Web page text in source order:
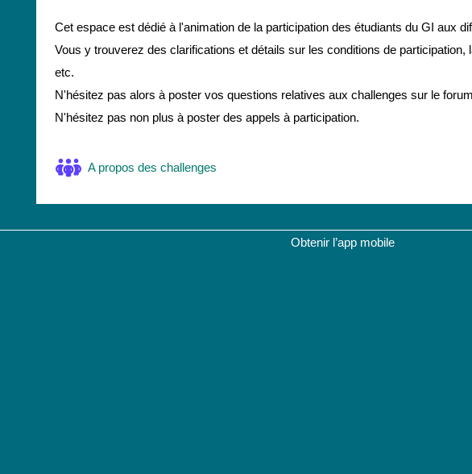
Résumé de section
Cet espace est dédié à l'animation de la participation des étudiants du GI aux
Vous y trouverez des clarifications et détails sur les conditions de
etc.
N'hésitez pas alors à poster vos questions relatives aux challenges sur le
N'hésitez pas non plus à poster des appels à participation.
A propos des challenges
Obtenir l’app mobile